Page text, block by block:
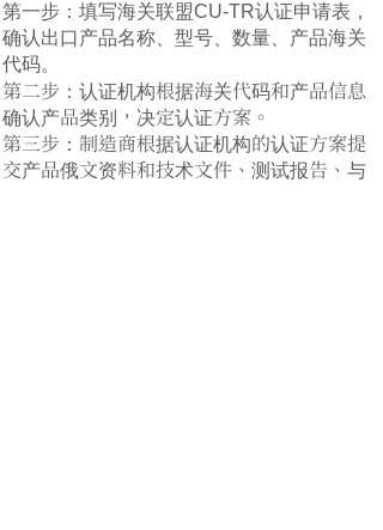
第一步：填写海关联盟CU-TR认证申请表，
确认出口产品名称、型号、数量、产品海关
代码。
第二步：认证机构根据海关代码和产品信息
确认产品类别，决定认证方案。
第三步：制造商根据认证机构的认证方案提
交产品俄文资料和技术文件、测试报告、与